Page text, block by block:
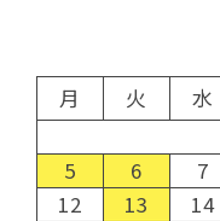
月
火 水
5
6 7
12
13 14